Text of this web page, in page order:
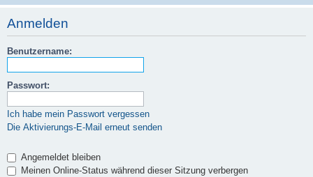
Anmelden
Benutzername:
Passwort:
Ich habe mein Passwort vergessen
Die Aktivierungs-E-Mail erneut senden
Angemeldet bleiben
Meinen Online-Status während dieser Sitzung verbergen